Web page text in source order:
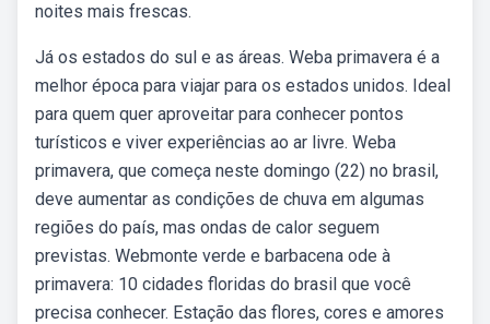
noites mais frescas.
Já os estados do sul e as áreas. Weba primavera é a
melhor época para viajar para os estados unidos. Ideal
para quem quer aproveitar para conhecer pontos
turísticos e viver experiências ao ar livre. Weba
primavera, que começa neste domingo (22) no brasil,
deve aumentar as condições de chuva em algumas
regiões do país, mas ondas de calor seguem
previstas. Webmonte verde e barbacena ode à
primavera: 10 cidades floridas do brasil que você
precisa conhecer. Estação das flores, cores e amores